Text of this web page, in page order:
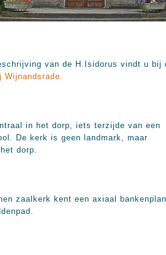
van de H.Isidorus vindt u bij
Wijnandsrade.
in het dorp, iets terzijde van een
De kerk is geen landmark, maar
dorp.
zaalkerk kent een axiaal